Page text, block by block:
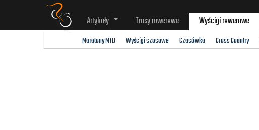
Artykuły Trasy rowerowe Wyścigi rowerowe
Maratony MTB Wyścigi szosowe Czasówka Cross Country